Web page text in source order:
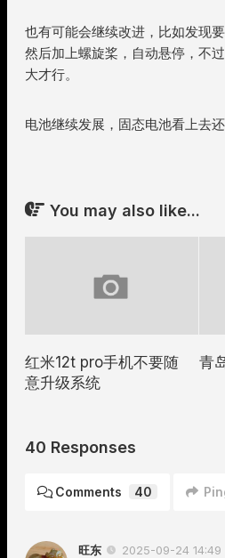
也有可能会继续改进，比如发现
然后加上螺旋桨，自动悬停，不
大才行。
电池继续发展，固态电池看上去还
You may also like...
红米12t pro手机不要随
意升级系统
青
40 Responses
Comments 40
旺东
2025-09-24 14:49